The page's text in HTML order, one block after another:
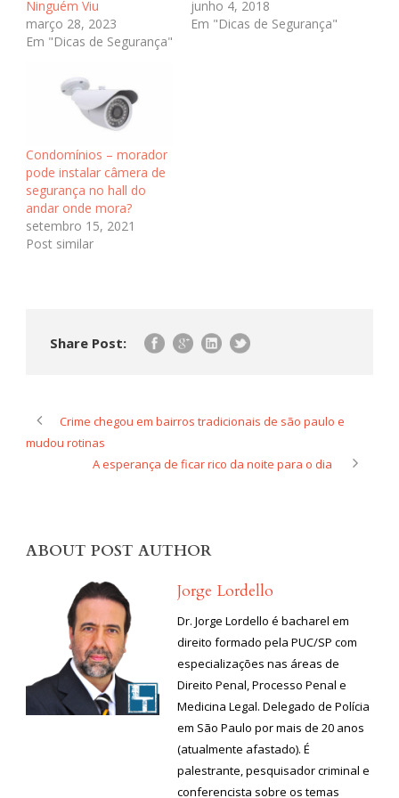
Ninguém Viu
março 28, 2023
Em "Dicas de Segurança"
junho 4, 2018
Em "Dicas de Segurança"
Condomínios – morador
pode instalar câmera de
segurança no hall do
andar onde mora?
setembro 15, 2021
Post similar
Share Post:
Crime chegou em bairros tradicionais de são paulo e
mudou rotinas
A esperança de ficar rico da noite para o dia
ABOUT POST AUTHOR
Jorge Lordello
Dr. Jorge Lordello é bacharel em
direito formado pela PUC/SP com
especializações nas áreas de
Direito Penal, Processo Penal e
Medicina Legal. Delegado de Polícia
em São Paulo por mais de 20 anos
(atualmente afastado). É
palestrante, pesquisador criminal e
conferencista sobre os temas